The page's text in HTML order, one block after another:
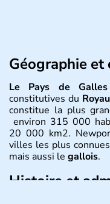
Géographie et
Le Pays de Galles
constitutives du
constitue la plus
environ 315 000
20 000 km2.
villes les plus
mais aussi le gallois.
Histoire et